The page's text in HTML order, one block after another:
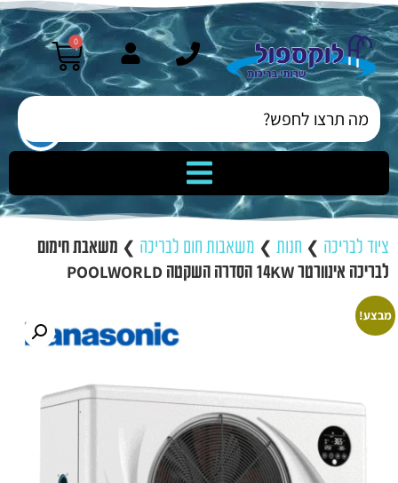
0
ציוד לבריכה ❯ חנות ❯ משאבות חום לבריכה ❯ משאבת חימום
לבריכה אינוורטר 14KW הסדרה השקטה POOLWORLD
מבצע!